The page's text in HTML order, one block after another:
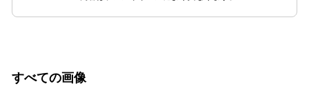
すべての画像